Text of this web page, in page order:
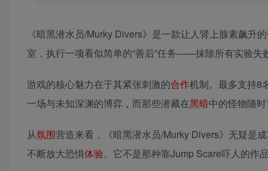
《暗黑潜水员/Murky Divers》是一款让人肾上腺素飙升的
室，执行一项看似简单的“善后”任务——抹除所有实验失
游戏的核心魅力在于其紧张刺激的合作机制。最多支持8
一场与未知深渊的博弈，而那些潜藏在黑暗中的怪物随
从氛围营造来看，《暗黑潜水员/Murky Divers》无疑是
不断放大恐惧体验。它不是那种靠Jump Scare吓人的作